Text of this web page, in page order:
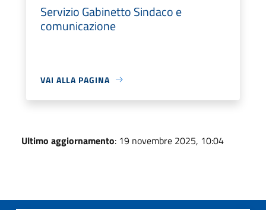
Servizio Gabinetto Sindaco e
comunicazione
VAI ALLA PAGINA
Ultimo aggiornamento: 19 novembre 2025, 10:04